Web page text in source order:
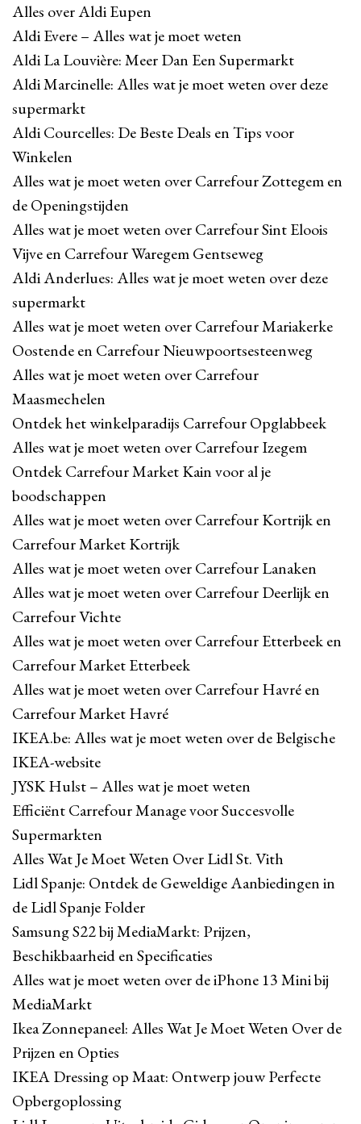
Alles over Aldi Eupen
Aldi Evere – Alles wat je moet weten
Aldi La Louvière: Meer Dan Een Supermarkt
Aldi Marcinelle: Alles wat je moet weten over deze
supermarkt
Aldi Courcelles: De Beste Deals en Tips voor
Winkelen
Alles wat je moet weten over Carrefour Zottegem en
de Openingstijden
Alles wat je moet weten over Carrefour Sint Eloois
Vijve en Carrefour Waregem Gentseweg
Aldi Anderlues: Alles wat je moet weten over deze
supermarkt
Alles wat je moet weten over Carrefour Mariakerke
Oostende en Carrefour Nieuwpoortsesteenweg
Alles wat je moet weten over Carrefour
Maasmechelen
Ontdek het winkelparadijs Carrefour Opglabbeek
Alles wat je moet weten over Carrefour Izegem
Ontdek Carrefour Market Kain voor al je
boodschappen
Alles wat je moet weten over Carrefour Kortrijk en
Carrefour Market Kortrijk
Alles wat je moet weten over Carrefour Lanaken
Alles wat je moet weten over Carrefour Deerlijk en
Carrefour Vichte
Alles wat je moet weten over Carrefour Etterbeek en
Carrefour Market Etterbeek
Alles wat je moet weten over Carrefour Havré en
Carrefour Market Havré
IKEA.be: Alles wat je moet weten over de Belgische
IKEA-website
JYSK Hulst – Alles wat je moet weten
Efficiënt Carrefour Manage voor Succesvolle
Supermarkten
Alles Wat Je Moet Weten Over Lidl St. Vith
Lidl Spanje: Ontdek de Geweldige Aanbiedingen in
de Lidl Spanje Folder
Samsung S22 bij MediaMarkt: Prijzen,
Beschikbaarheid en Specificaties
Alles wat je moet weten over de iPhone 13 Mini bij
MediaMarkt
Ikea Zonnepaneel: Alles Wat Je Moet Weten Over de
Prijzen en Opties
IKEA Dressing op Maat: Ontwerp jouw Perfecte
Opbergoplossing